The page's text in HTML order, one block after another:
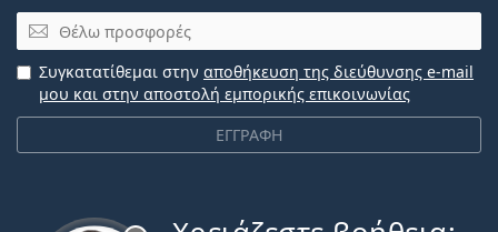
Email
ΕΓΓΡΑΦΗ
Συγκατατίθεμαι στην αποθήκευση της διεύθυνσης e-mail
μου και στην αποστολή εμπορικής επικοινωνίας